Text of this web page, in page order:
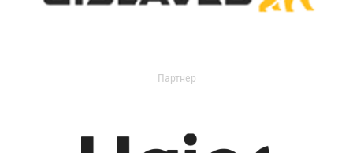
Партнер